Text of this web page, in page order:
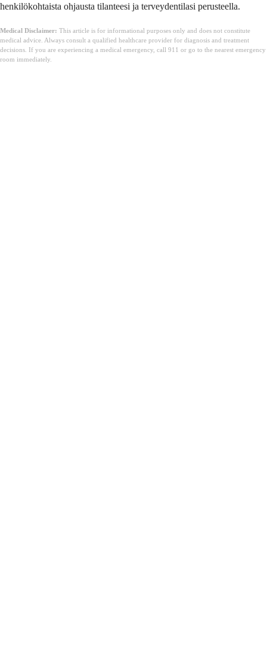
henkilökohtaista ohjausta tilanteesi ja terveydentilasi perusteella.
Medical Disclaimer: This article is for informational purposes only and does not constitute
medical advice. Always consult a qualified healthcare provider for diagnosis and treatment
decisions. If you are experiencing a medical emergency, call 911 or go to the nearest emergency
room immediately.